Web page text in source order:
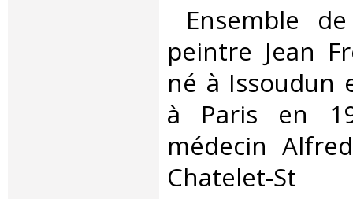
Ensemble
peintre Jean
né à Issoudun
à Paris en
médecin
Chatelet-